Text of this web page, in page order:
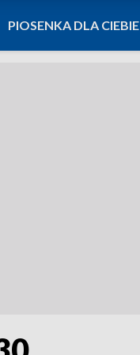
PIOSENKA DLA CIEBIE